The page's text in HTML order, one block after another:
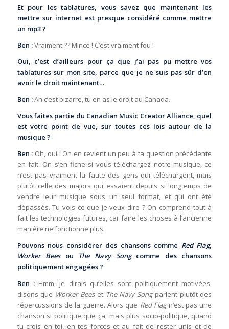
Et pour les tablatures, vous savez que maintenant les
mettre sur internet est presque considéré comme mettre
un mp3 ?
Ben :Vraiment ?? Mince ! C’est vraiment fou !
Oui, c’est d’ailleurs pour ça que j’ai pas pu mettre vos
tablatures sur mon site, parce que je ne suis pas sûr d’en
avoir le droit maintenant…
Ben :Ah c’est bizarre, tu en as le droit au Canada.
Vous faites partie du Canadian Music Creator Alliance, quel
est votre point de vue, sur toutes ces lois autour de la
musique ?
Ben : Oh, oui ! On en revient un peu à ta question précédente
en fait. On s’en fiche si vous téléchargez notre musique, ce
n’est pas vraiment la faute des gens qui téléchargent, mais
plutôt celle des majors qui essaient depuis si longtemps de
vendre leur musique sous un seul format, et qui ont été
dépassés. Tu vois ce que je veux dire ? On comprend tout à
fait les technologies futures, car faire les choses à l’ancienne
manière ne fonctionne plus.
Pouvons nous considérer des chansons comme Red Flag,
Worker Beesou The Navy Songcomme des chansons
politiquement engagées ?
Ben :Hmm, je dirais qu’elles sont politiquement motivées,
disons que Worker Beeset The Navy Songparlent plutôt des
répercussions de la guerre. Alors que Red Flagn’est pas une
chanson si politique que ça, mais plus socio-politique, quand
tu crois en toi, en tes forces et au fait de rester unis et de